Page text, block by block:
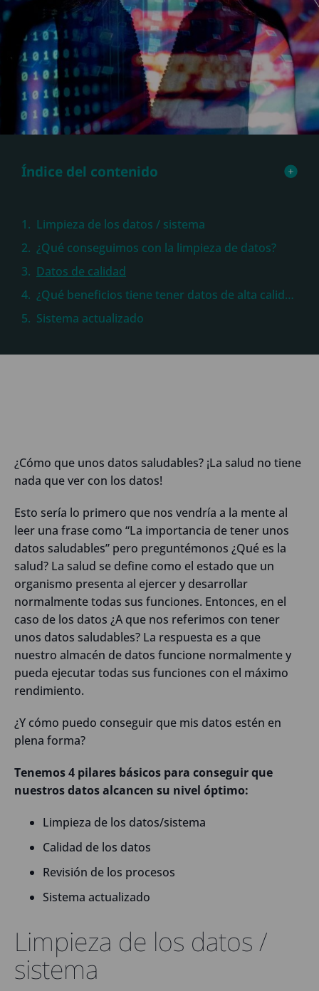
Índice del contenido
Limpieza de los datos / sistema
¿Qué conseguimos con la limpieza de datos?
Datos de calidad
¿Qué beneficios tiene tener datos de alta calidad?
Sistema actualizado
¿Cómo que unos datos saludables? ¡La salud no tiene
nada que ver con los datos!
Esto sería lo primero que nos vendría a la mente al
leer una frase como “La importancia de tener unos
datos saludables” pero preguntémonos ¿Qué es la
salud? La salud se define como el estado que un
organismo presenta al ejercer y desarrollar
normalmente todas sus funciones. Entonces, en el
caso de los datos ¿A que nos referimos con tener
unos datos saludables? La respuesta es a que
nuestro almacén de datos funcione normalmente y
pueda ejecutar todas sus funciones con el máximo
rendimiento.
¿Y cómo puedo conseguir que mis datos estén en
plena forma?
Tenemos 4 pilares básicos para conseguir que
nuestros datos alcancen su nivel óptimo:
Limpieza de los datos/sistema
Calidad de los datos
Revisión de los procesos
Sistema actualizado
Limpieza de los datos /
sistema